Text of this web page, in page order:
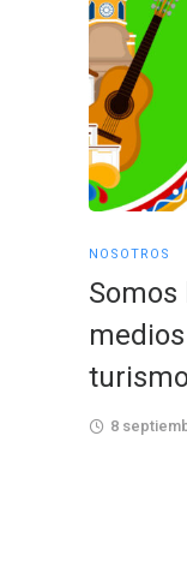
NOSOTROS
Somos
8